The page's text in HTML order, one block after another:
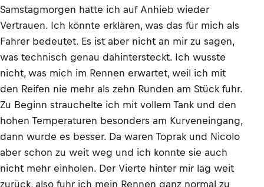
Samstagmorgen hatte ich auf Anhieb wieder
Vertrauen. Ich könnte erklären, was das für mich als
Fahrer bedeutet. Es ist aber nicht an mir zu sagen,
was technisch genau dahintersteckt. Ich wusste
nicht, was mich im Rennen erwartet, weil ich mit
den Reifen nie mehr als zehn Runden am Stück fuhr.
Zu Beginn strauchelte ich mit vollem Tank und den
hohen Temperaturen besonders am Kurveneingang,
dann wurde es besser. Da waren Toprak und Nicolo
aber schon zu weit weg und ich konnte sie auch
nicht mehr einholen. Der Vierte hinter mir lag weit
zurück, also fuhr ich mein Rennen ganz normal zu